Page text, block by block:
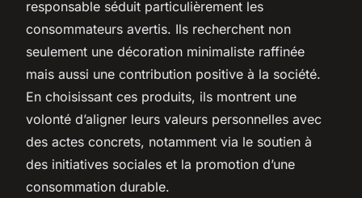
responsable séduit particulièrement les
consommateurs avertis. Ils recherchent non
seulement une décoration minimaliste raffinée
mais aussi une contribution positive à la société.
En choisissant ces produits, ils montrent une
volonté d’aligner leurs valeurs personnelles avec
des actes concrets, notamment via le soutien à
des initiatives sociales et la promotion d’une
consommation durable.